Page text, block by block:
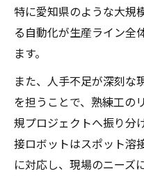
特に愛知県のような大規
る自動化が生産ライン全
ます。
また、人手不足が深刻な
を担うことで、熟練工の
規プロジェクトへ振り分
接ロボットはスポット溶
に対応し、現場のニーズ